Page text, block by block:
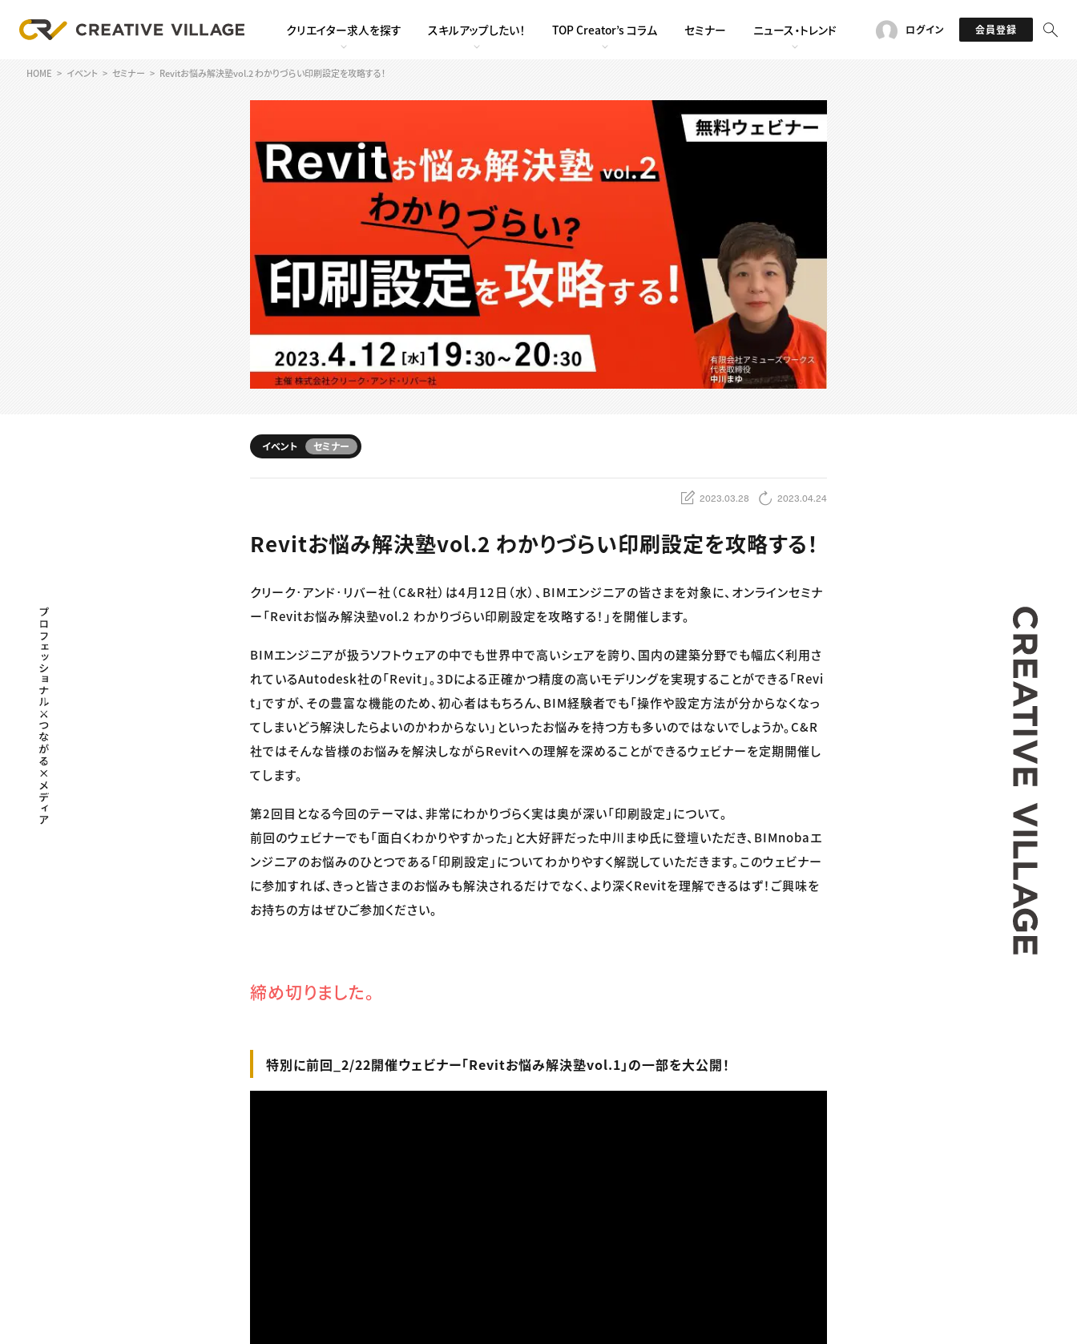
クリエイター求人を探す スキルアップしたい！ TOP Creator’s コラム セミナー ニュース・トレンド ログイン 会員登録
HOME イベント セミナー Revitお悩み解決塾vol.2 わかりづらい印刷設定を攻略する！
プロフェッショナル×つながる×メディア
イベント セミナー
2023.03.28 2023.04.24
Revitお悩み解決塾vol.2 わかりづらい印刷設定を攻略する！
クリーク･アンド･リバー社（C&R社）は4月12日（水）、BIMエンジニアの皆さまを対象に、オンラインセミナ
ー「Revitお悩み解決塾vol.2 わかりづらい印刷設定を攻略する！」を開催します。
BIMエンジニアが扱うソフトウェアの中でも世界中で高いシェアを誇り、国内の建築分野でも幅広く利用さ
れているAutodesk社の「Revit」。3Dによる正確かつ精度の高いモデリングを実現することができる「Revi
t」ですが、その豊富な機能のため、初心者はもちろん、BIM経験者でも「操作や設定方法が分からなくなっ
てしまいどう解決したらよいのかわからない」といったお悩みを持つ方も多いのではないでしょうか。C&R
社ではそんな皆様のお悩みを解決しながらRevitへの理解を深めることができるウェビナーを定期開催し
てします。
第2回目となる今回のテーマは、非常にわかりづらく実は奥が深い「印刷設定」について。
前回のウェビナーでも「面白くわかりやすかった」と大好評だった中川まゆ氏に登壇いただき、BIMnobaエ
ンジニアのお悩みのひとつである「印刷設定」についてわかりやすく解説していただきます。このウェビナー
に参加すれば、きっと皆さまのお悩みも解決されるだけでなく、より深くRevitを理解できるはず！ご興味を
お持ちの方はぜひご参加ください。
締め切りました。
特別に前回_2/22開催ウェビナー「Revitお悩み解決塾vol.1」の一部を大公開！